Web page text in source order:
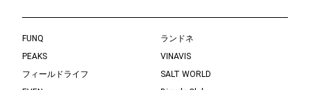
FUNQ
ランドネ
PEAKS
VINAVIS
フィールドライフ
SALT WORLD